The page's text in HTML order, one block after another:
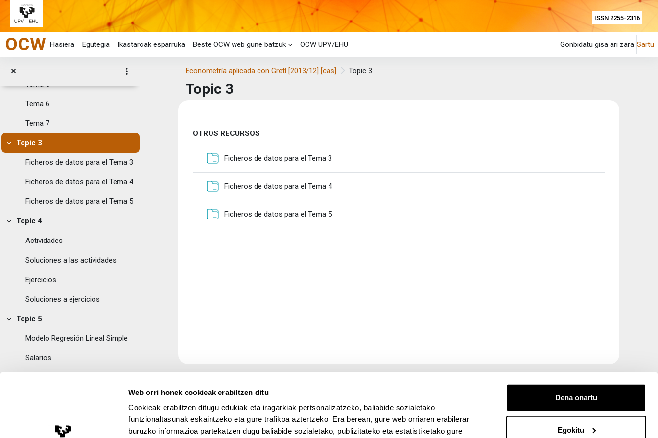
Web orri honek cookieak erabiltzen ditu
Cookieak erabiltzen ditugu edukiak eta iragarkiak pertsonalizatzeko, baliabide sozialetako
funtzionaltasunak eskaintzeko eta gure trafikoa aztertzeko. Era berean, gure web orriaren erabilerari
buruzko informazioa partekatzen dugu baliabide sozialetako, publizitateko eta estatistiketako gure
Dena onartu
Egokitu
ISSN 2255-2316
Joan eduki nagusira zuzenean
OCW Hasiera Egutegia Ikastaroak esparruka Beste OCW web gune batzuk OCW UPV/EHU Gonbidatu gisa ari zara Sartu
Tema1
Tema 2
Tema 3
Tema 5
Tema 6
Tema 7
Tolestu
Topic 3
Ficheros de datos para el Tema 3
Ficheros de datos para el Tema 4
Ficheros de datos para el Tema 5
Tolestu
Topic 4
Actividades
Soluciones a las actividades
Ejercicios
Soluciones a ejercicios
Tolestu
Topic 5
Modelo Regresión Lineal Simple
Salarios
Foto Pilar Gonzalez
Econometría aplicada con Gretl [2013/12] [cas] Topic 3
Topic 3
Atalaren laburpena
OTROS RECURSOS
Ficheros de datos para el Tema 3
Ficheros de datos para el Tema 4Karpeta
Ficheros de datos para el Tema 5Karpeta
Lege Oharra App deskargatu UPV/EHU en Facebook (abre ventana nueva)
UPV/EHU en Twitter (abre ventana nueva)
UPV/EHU en LinkedIn (abre ventana nueva)
UPV/EHU en YouTube (abre ventana nueva)